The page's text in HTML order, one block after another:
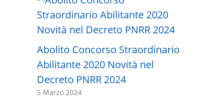
Abolito Concorso Straordinario
Abilitante 2020 Novità nel
Decreto PNRR 2024
5 Marzo 2024